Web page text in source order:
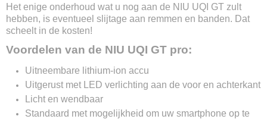
42 Ah
Optie voor 2e accu
Nee
Max. oplaadtijd
Uitneembare accu
Ja
Stroomoutput motor
1200w
Het enige onderhoud wat u nog aan de NIU UQI GT zult
hebben, is eventueel slijtage aan remmen en banden. Dat
scheelt in de kosten!
Voordelen van de NIU UQI GT pro:
Uitneembare lithium-ion accu
Uitgerust met LED verlichting aan de voor en achterkant
Licht en wendbaar
Standaard met mogelijkheid om uw smartphone op te